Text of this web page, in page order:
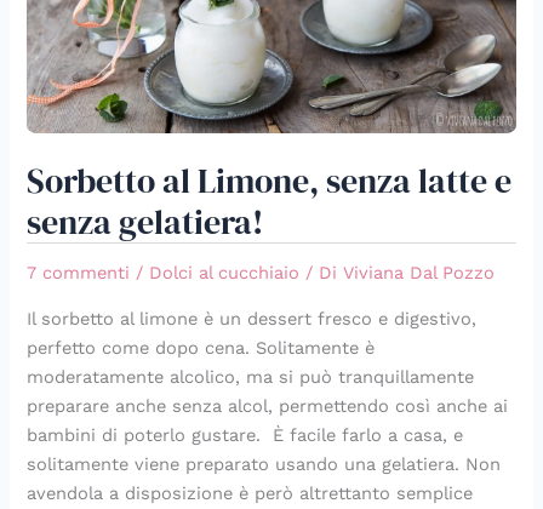
Sorbetto al Limone, senza latte e
senza gelatiera!
7 commenti / Dolci al cucchiaio / DiViviana Dal Pozzo
Il sorbetto al limone è un dessert fresco e digestivo,
perfetto come dopo cena. Solitamente è
moderatamente alcolico, ma si può tranquillamente
preparare anche senza alcol, permettendo così anche ai
bambini di poterlo gustare. È facile farlo a casa, e
solitamente viene preparato usando una gelatiera. Non
avendola a disposizione è però altrettanto semplice
gelatiera!